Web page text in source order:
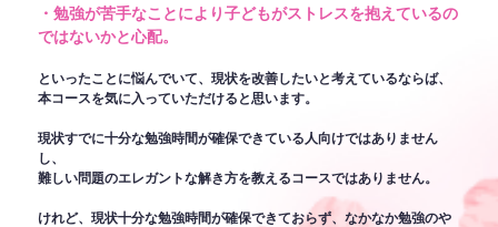
・勉強が苦手なことにより子どもがストレスを抱えているの
ではないかと心配。
といったことに悩んでいて、現状を改善したいと考えているならば、
本コースを気に入っていただけると思います。
現状すでに十分な勉強時間が確保できている人向けではありません
し、
難しい問題のエレガントな解き方を教えるコースではありません。
けれど、現状十分な勉強時間が確保できておらず、なかなか勉強のや